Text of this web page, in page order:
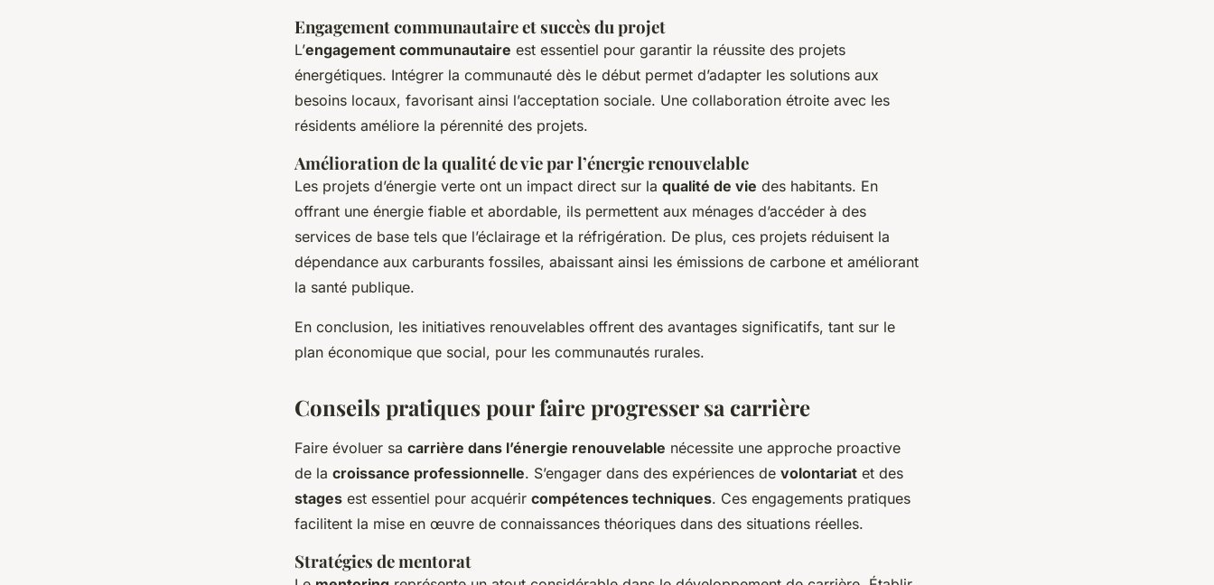
Engagement communautaire et succès du projet
L’engagement communautaire est essentiel pour garantir la réussite des projets
énergétiques. Intégrer la communauté dès le début permet d’adapter les solutions aux
besoins locaux, favorisant ainsi l’acceptation sociale. Une collaboration étroite avec les
résidents améliore la pérennité des projets.
Amélioration de la qualité de vie par l’énergie renouvelable
Les projets d’énergie verte ont un impact direct sur la qualité de vie des habitants. En
offrant une énergie fiable et abordable, ils permettent aux ménages d’accéder à des
services de base tels que l’éclairage et la réfrigération. De plus, ces projets réduisent la
dépendance aux carburants fossiles, abaissant ainsi les émissions de carbone et améliorant
la santé publique.
En conclusion, les initiatives renouvelables offrent des avantages significatifs, tant sur le
plan économique que social, pour les communautés rurales.
Conseils pratiques pour faire progresser sa carrière
Faire évoluer sa carrière dans l’énergie renouvelable nécessite une approche proactive
de la croissance professionnelle. S’engager dans des expériences de volontariat et des
stages est essentiel pour acquérir compétences techniques. Ces engagements pratiques
facilitent la mise en œuvre de connaissances théoriques dans des situations réelles.
Stratégies de mentorat